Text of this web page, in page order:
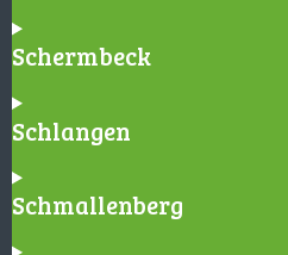
Schermbeck
Schlangen
Schmallenberg